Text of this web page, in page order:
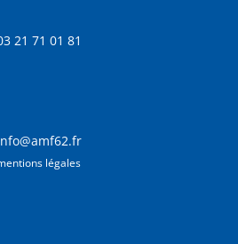
21 71 01 81
légales